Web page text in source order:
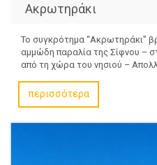
Ακρωτηράκι
Το συγκρότημα “Ακρωτηράκι”
αμμώδη παραλία της Σίφνου –
από τη χώρα του νησιού –
περισσότερα